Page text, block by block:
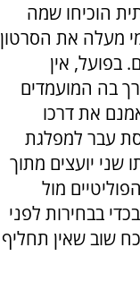
הוכיחו שמה
מעלה את הסרטון
בפועל, אין
בה המועמדים
את דרכו
עבר למפלגת
שני יועצים מתוך
מול
בבחירות לפני
שוב שאין תחליף